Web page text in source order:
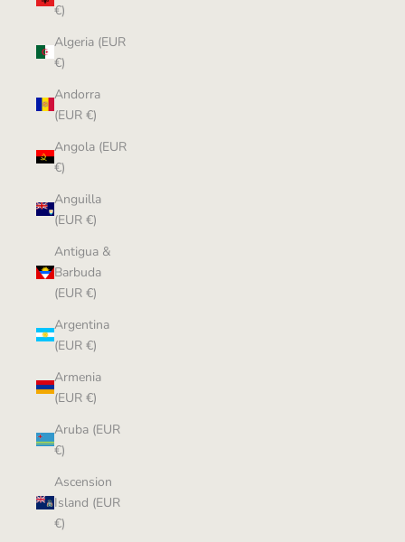
€)
Algeria (EUR
€)
Andorra
(EUR €)
Angola (EUR
€)
Anguilla
(EUR €)
Antigua &
Barbuda
(EUR €)
Argentina
(EUR €)
Armenia
(EUR €)
Aruba (EUR
€)
Ascension
Island (EUR
€)